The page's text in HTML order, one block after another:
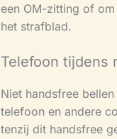
een OM-zitting of
het strafblad.
Telefoon tijdens
Niet handsfree
telefoon en andere
tenzij dit handsfree